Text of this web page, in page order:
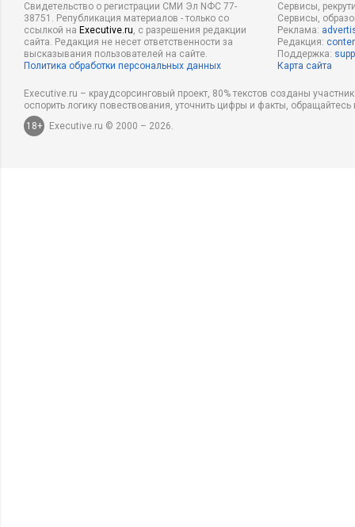
Свидетельство о регистрации СМИ Эл NФС 77-
38751. Републикация материалов - только со
ссылкой на Executive.ru, с разрешения редакции
сайта. Редакция не несет ответственности за
высказывания пользователей на сайте.
Политика обработки персональных данных
Сервисы,
Сервисы,
Реклама:
Редакция:
Поддержка:
Карта сайта
Executive.ru – краудсорсинговый проект, 80% текстов созданы
оспорить логику повествования, уточнить цифры и факты,
18+
Executive.ru © 2000 – 2026.